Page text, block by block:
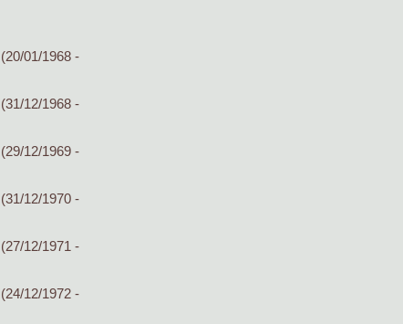
01/1968 -
12/1968 -
12/1969 -
(31/12/1970 -
12/1971 -
12/1972 -